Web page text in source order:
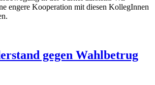
engere Kooperation mit diesen KollegInnen
gegen Wahlbetrug